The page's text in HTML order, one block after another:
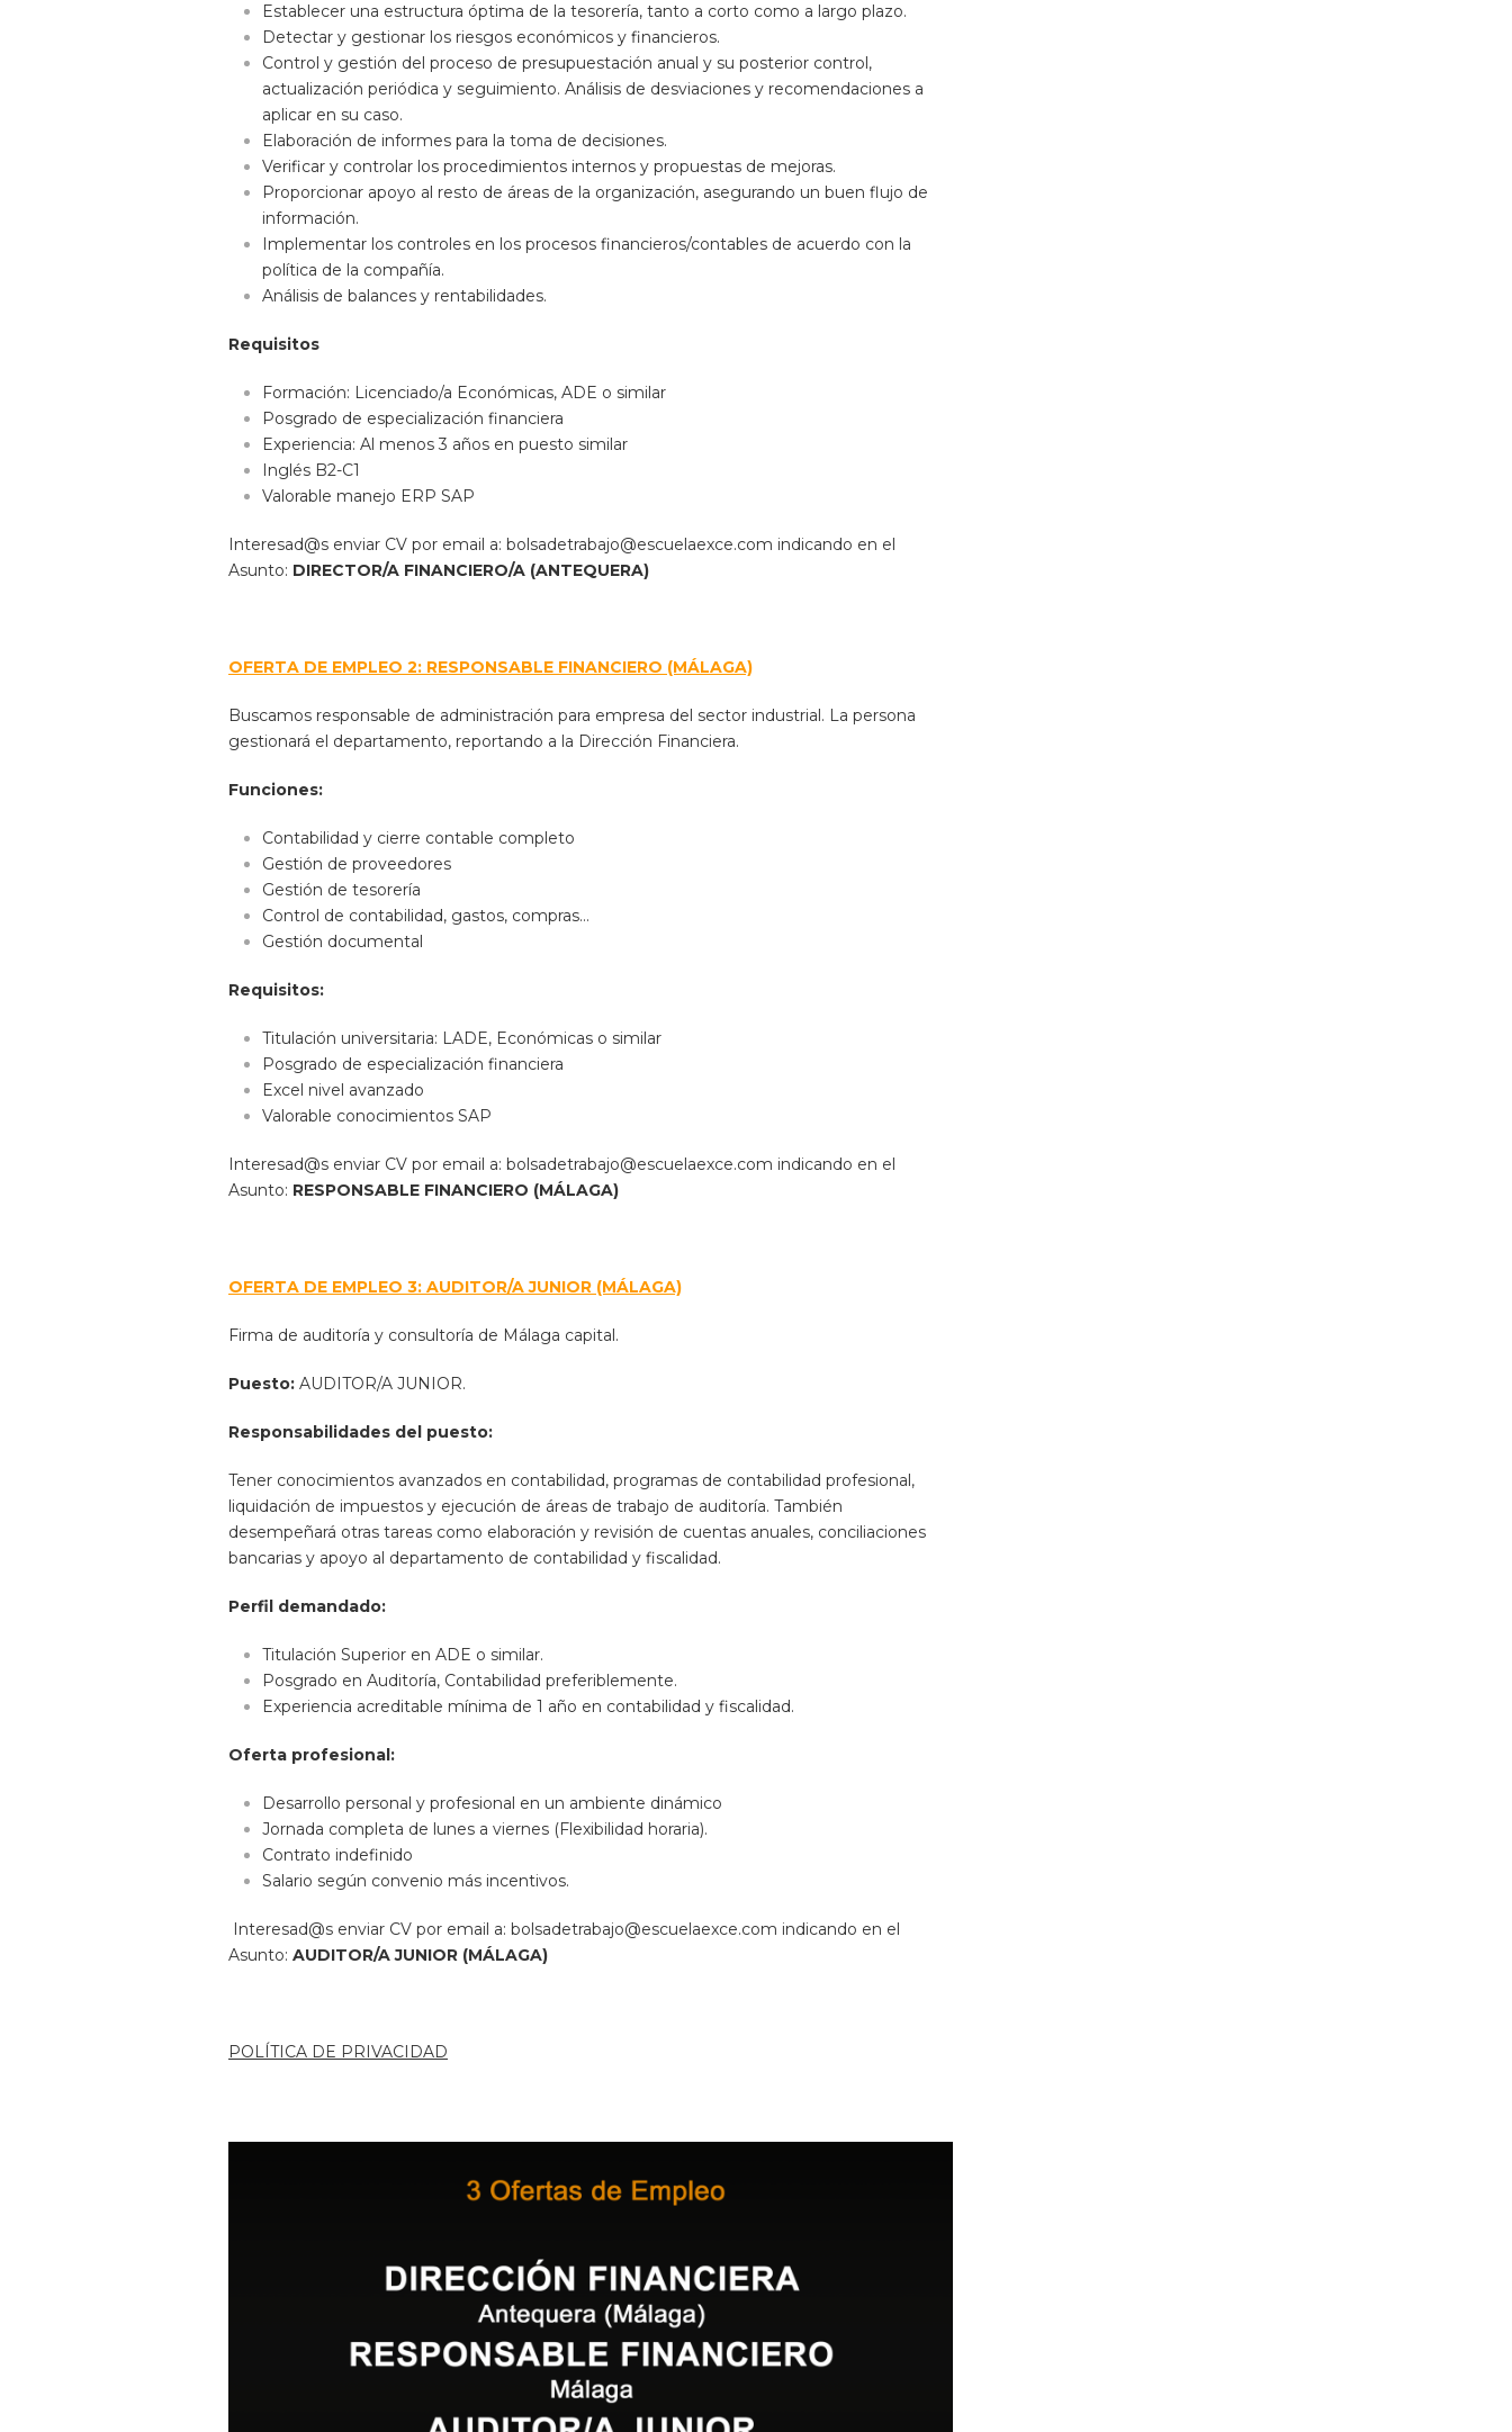
Establecer una estructura óptima de la tesorería, tanto a corto como a largo plazo.
Detectar y gestionar los riesgos económicos y financieros.
Control y gestión del proceso de presupuestación anual y su posterior control,
actualización periódica y seguimiento. Análisis de desviaciones y recomendaciones a
aplicar en su caso.
Elaboración de informes para la toma de decisiones.
Verificar y controlar los procedimientos internos y propuestas de mejoras.
Proporcionar apoyo al resto de áreas de la organización, asegurando un buen flujo de
información.
Implementar los controles en los procesos financieros/contables de acuerdo con la
política de la compañía.
Análisis de balances y rentabilidades.
Requisitos
Formación: Licenciado/a Económicas, ADE o similar
Posgrado de especialización financiera
Experiencia: Al menos 3 años en puesto similar
Inglés B2-C1
Valorable manejo ERP SAP
Interesad@s enviar CV por email a: bolsadetrabajo@escuelaexce.com indicando en el
Asunto: DIRECTOR/A FINANCIERO/A (ANTEQUERA)
OFERTA DE EMPLEO 2: RESPONSABLE FINANCIERO (MÁLAGA)
Buscamos responsable de administración para empresa del sector industrial. La persona
gestionará el departamento, reportando a la Dirección Financiera.
Funciones:
Contabilidad y cierre contable completo
Gestión de proveedores
Gestión de tesorería
Control de contabilidad, gastos, compras…
Gestión documental
Requisitos:
Titulación universitaria: LADE, Económicas o similar
Posgrado de especialización financiera
Excel nivel avanzado
Valorable conocimientos SAP
Interesad@s enviar CV por email a: bolsadetrabajo@escuelaexce.com indicando en el
Asunto: RESPONSABLE FINANCIERO (MÁLAGA)
OFERTA DE EMPLEO 3: AUDITOR/A JUNIOR (MÁLAGA)
Firma de auditoría y consultoría de Málaga capital.
Puesto: AUDITOR/A JUNIOR.
Responsabilidades del puesto:
Tener conocimientos avanzados en contabilidad, programas de contabilidad profesional,
liquidación de impuestos y ejecución de áreas de trabajo de auditoría. También
desempeñará otras tareas como elaboración y revisión de cuentas anuales, conciliaciones
bancarias y apoyo al departamento de contabilidad y fiscalidad.
Perfil demandado:
Titulación Superior en ADE o similar.
Posgrado en Auditoría, Contabilidad preferiblemente.
Experiencia acreditable mínima de 1 año en contabilidad y fiscalidad.
Oferta profesional:
Desarrollo personal y profesional en un ambiente dinámico
Jornada completa de lunes a viernes (Flexibilidad horaria).
Contrato indefinido
Salario según convenio más incentivos.
Interesad@s enviar CV por email a: bolsadetrabajo@escuelaexce.com indicando en el
Asunto: AUDITOR/A JUNIOR (MÁLAGA)
POLÍTICA DE PRIVACIDAD